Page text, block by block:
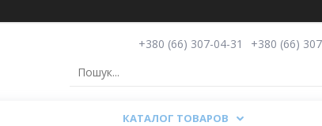
+380 (66) 307-04-31
+380 (66)
КАТАЛОГ ТОВАРОВ